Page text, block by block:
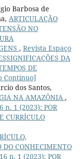
Barbosa de
ARTICULAÇÃO
NO
, Revista Espaço
DA
DE
Contínuo]
dos Santos,
NA AMAZÔNIA ,
n. 1 (2023): POR
CURRÍCULO
DO CONHECIMENTO
n. 1 (2023): POR